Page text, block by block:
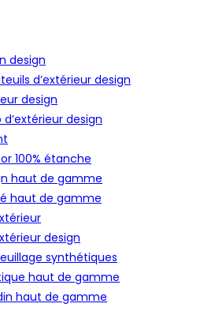
design
d’extérieur design
design
design
100% étanche
haut de gamme
haut de gamme
design
synthétiques
haut de gamme
haut de gamme